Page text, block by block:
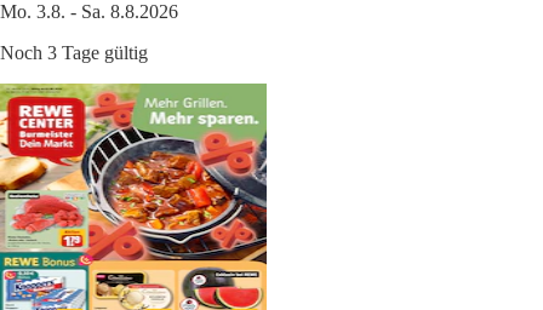
Mo. 3.8. - Sa. 8.8.2026
Noch 3 Tage gültig